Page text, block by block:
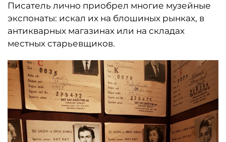
Писатель лично приобрел многие музейные
экспонаты: искал их на блошиных рынках, в
антикварных магазинах или на складах
местных старьевщиков.